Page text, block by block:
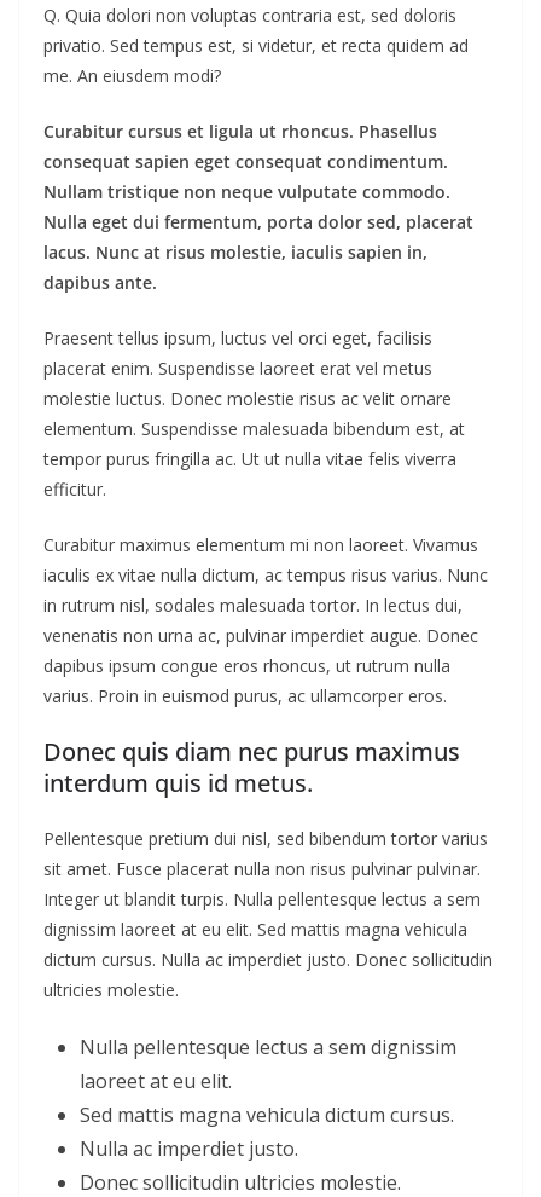
Q. Quia dolori non voluptas contraria est, sed doloris
privatio. Sed tempus est, si videtur, et recta quidem ad
me. An eiusdem modi?
Curabitur cursus et ligula ut rhoncus. Phasellus
consequat sapien eget consequat condimentum.
Nullam tristique non neque vulputate commodo.
Nulla eget dui fermentum, porta dolor sed, placerat
lacus. Nunc at risus molestie, iaculis sapien in,
dapibus ante.
Praesent tellus ipsum, luctus vel orci eget, facilisis
placerat enim. Suspendisse laoreet erat vel metus
molestie luctus. Donec molestie risus ac velit ornare
elementum. Suspendisse malesuada bibendum est, at
tempor purus fringilla ac. Ut ut nulla vitae felis viverra
efficitur.
Curabitur maximus elementum mi non laoreet. Vivamus
iaculis ex vitae nulla dictum, ac tempus risus varius. Nunc
in rutrum nisl, sodales malesuada tortor. In lectus dui,
venenatis non urna ac, pulvinar imperdiet augue. Donec
dapibus ipsum congue eros rhoncus, ut rutrum nulla
varius. Proin in euismod purus, ac ullamcorper eros.
Donec quis diam nec purus maximus
interdum quis id metus.
Pellentesque pretium dui nisl, sed bibendum tortor varius
sit amet. Fusce placerat nulla non risus pulvinar pulvinar.
Integer ut blandit turpis. Nulla pellentesque lectus a sem
dignissim laoreet at eu elit. Sed mattis magna vehicula
dictum cursus. Nulla ac imperdiet justo. Donec sollicitudin
ultricies molestie.
Nulla pellentesque lectus a sem dignissim
laoreet at eu elit.
Sed mattis magna vehicula dictum cursus.
Nulla ac imperdiet justo.
Donec sollicitudin ultricies molestie.